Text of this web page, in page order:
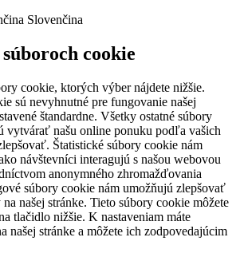
Slovenčina
cookie
cookie, ktorých výber nájdete nižšie.
sú nevyhnutné pre fungovanie našej
štandardne. Všetky ostatné súbory
vytvárať našu online ponuku podľa vašich
Štatistické súbory cookie nám
návštevníci interagujú s našou webovou
anonymného zhromažďovania
súbory cookie nám umožňujú zlepšovať
našej stránke. Tieto súbory cookie môžete
tlačidlo nižšie. K nastaveniam máte
našej stránke a môžete ich zodpovedajúcim